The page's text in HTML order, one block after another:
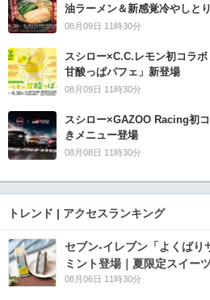
油ラーメン＆新感覚冷やしと
08月09日 11時30分
スシロー×C.C.レモン初コラ
甘酸っぱパフェ」新登場
08月09日 11時30分
スシロー×GAZOO Racing初
きメニュー登場
08月08日 11時30分
トレンド | アクセスランキング
セブン‐イレブン「よくばり
ミント登場｜夏限定スイー
08月06日 11時30分